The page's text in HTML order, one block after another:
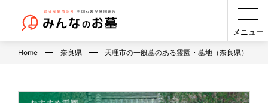
メニュー
Home 奈良県 天理市の一般墓のある霊園・墓地（奈良県）